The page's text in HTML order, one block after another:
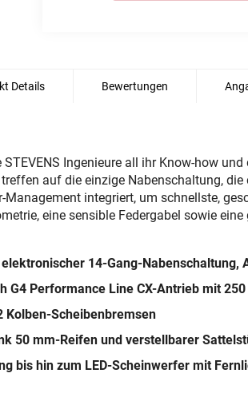
Ingenieure all ihr Know-how
auf die einzige Nabenschaltung,
integriert, um schnellste,
eine sensible Federgabel sowie
14-Gang-
G4 Performance Line CX-Antrieb mit
Kolben-Scheibenbremsen
50 mm-Reifen und verstellbarer
bis hin zum LED-Scheinwerfer mit
Details Bewertungen